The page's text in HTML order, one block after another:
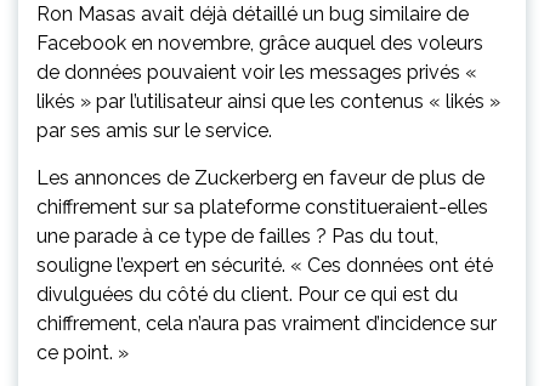
Ron Masas avait déjà détaillé un bug similaire de
Facebook en novembre, grâce auquel des voleurs
de données pouvaient voir les messages privés «
likés » par l’utilisateur ainsi que les contenus « likés »
par ses amis sur le service.
Les annonces de Zuckerberg en faveur de plus de
chiffrement sur sa plateforme constitueraient-elles
une parade à ce type de failles ? Pas du tout,
souligne l’expert en sécurité. « Ces données ont été
divulguées du côté du client. Pour ce qui est du
chiffrement, cela n’aura pas vraiment d’incidence sur
ce point. »